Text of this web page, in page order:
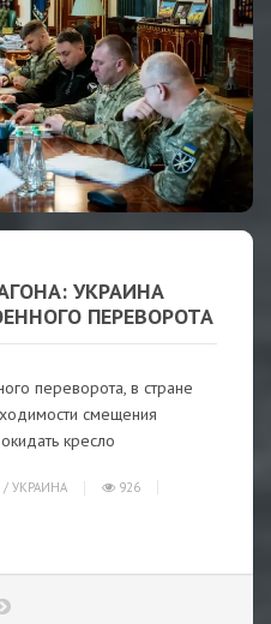
УКРАИНА
ПЕРЕВОРОТА
переворота, в стране
смещения
кресло
/ УКРАИНА
926